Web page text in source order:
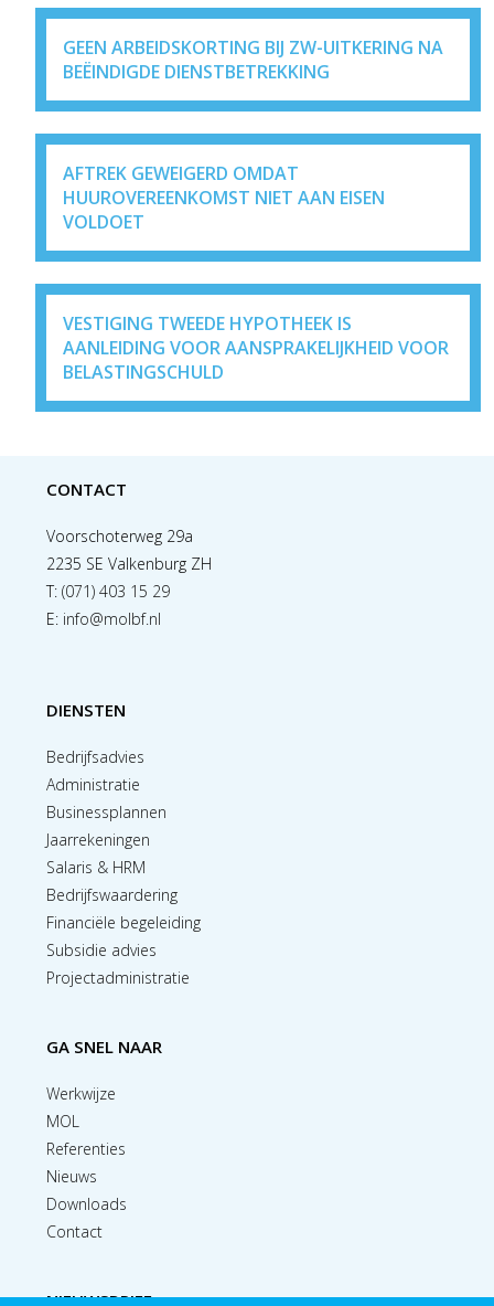
GEEN ARBEIDSKORTING BIJ ZW-UITKERING NA
BEËINDIGDE DIENSTBETREKKING
AFTREK GEWEIGERD OMDAT
HUUROVEREENKOMST NIET AAN EISEN
VOLDOET
VESTIGING TWEEDE HYPOTHEEK IS
AANLEIDING VOOR AANSPRAKELIJKHEID VOOR
BELASTINGSCHULD
CONTACT
Voorschoterweg 29a
2235 SE Valkenburg ZH
T:(071) 403 15 29
E: info@molbf.nl
DIENSTEN
Bedrijfsadvies
Administratie
Businessplannen
Jaarrekeningen
Salaris & HRM
Bedrijfswaardering
Financiële begeleiding
Subsidie advies
Projectadministratie
GA SNEL NAAR
Werkwijze
MOL
Referenties
Nieuws
Downloads
Contact
NIEUWSBRIEF